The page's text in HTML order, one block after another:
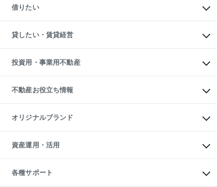
中古一戸建ての購入
不動産購入の流れ
注目キーワード物件特集
購入ガイド
English 繁体中文簡体中文
一戸建ての売却・査定
土地の売却・査定
スピードAI査定
不動産査定について
不動産売却の流れ
不動産買換えの流れ
売却ガイド
借りたい
オフィス・店舗の賃貸
借りるときの流れ
借りるガイド
貸したい・賃貸経営
マンション賃料データ
賃貸管理プラン
リロケーションについて
貸すガイド
投資用・事業用不動産
事業用不動産
マンション投資
投資用マンション
アパート経営
収益物件
ビル購入（ビル一棟）
投資用不動産の売却査定
事業用不動産の売却査定
不動産お役立ち情報
マンションライブラリー
人気マンションランキング
暮らしに役立つ不動産メディア
不動産相場・不動産価格情報
不動産コラム・ニュース
不動産用語集
不動産なんでもネット相談室
住まいの税金
オリジナルブランド
一棟リノベーションマンション
L`GENTE（ルジェンテ）
区分リノベーションマンション
投資用一棟レジデンスWELL
資産運用・活用
不動産M&A
アセットマネジメント・出資
各種サポート